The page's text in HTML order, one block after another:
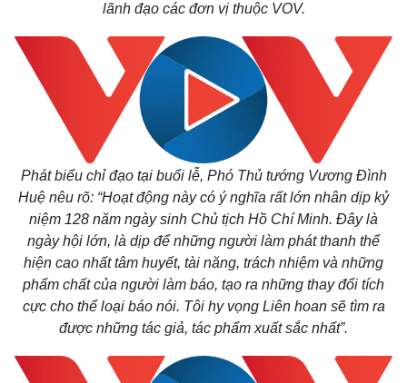
Thế giới
Quan sát
Cuộc sống đó đây
Multimedia
Video
lãnh đạo các đơn vị thuộc VOV.
Phát biểu chỉ đạo tại buổi lễ, Phó Thủ tướng Vương Đình
Huệ nêu rõ: “Hoạt động này có ý nghĩa rất lớn nhân dịp kỷ
niệm 128 năm ngày sinh Chủ tịch Hồ Chí Minh. Đây là
ngày hội lớn, là dịp để những người làm phát thanh thể
hiện cao nhất tâm huyết, tài năng, trách nhiệm và những
phẩm chất của người làm báo, tạo ra những thay đổi tích
cực cho thể loại báo nói. Tôi hy vọng Liên hoan sẽ tìm ra
được những tác giả, tác phẩm xuất sắc nhất”.